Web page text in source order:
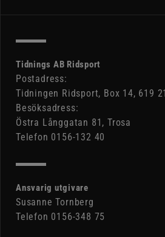
Tidnings AB Ridsport
Postadress:
Tidningen Ridsport, Box 14, 619
Besöksadress:
Östra Långgatan 81, Trosa
Telefon 0156-132 40
Ansvarig utgivare
Susanne Tornberg
Telefon 0156-348 75